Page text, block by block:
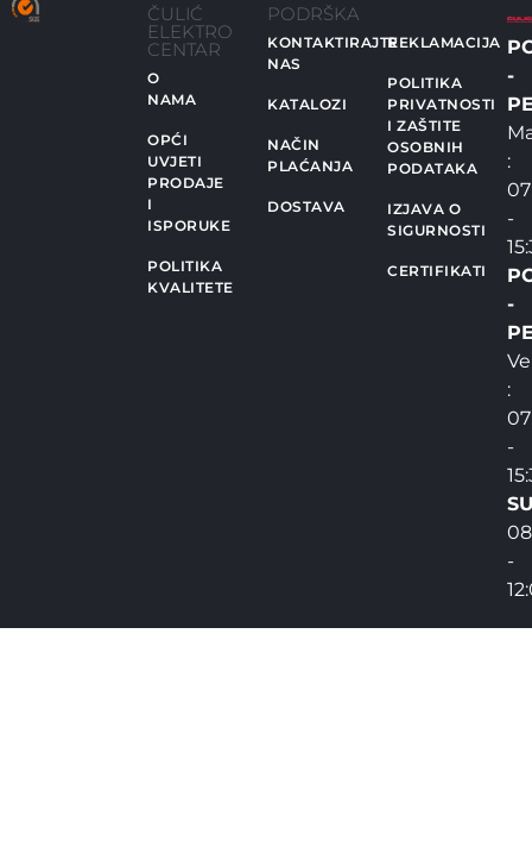
ČULIĆ
ELEKTRO
CENTAR
O
NAMA
OPĆI
UVJETI
PRODAJE
I
ISPORUKE
POLITIKA
KVALITETE
PODRŠKA
KONTAKTIRAJTE
NAS
KATALOZI
NAČIN
PLAĆANJA
DOSTAVA
REKLAMACIJA
POLITIKA
PRIVATNOSTI
I ZAŠTITE
OSOBNIH
PODATAKA
IZJAVA O
SIGURNOSTI
CERTIFIKATI
-
:
-
-
:
-
-